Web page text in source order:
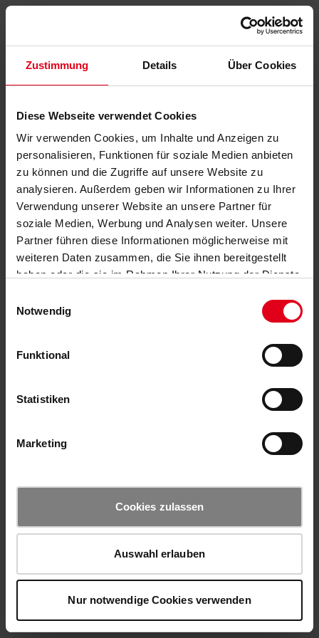
Zustimmung Details Über Cookies
Diese Webseite verwendet Cookies
Wir verwenden Cookies, um Inhalte und Anzeigen zu
personalisieren, Funktionen für soziale Medien anbieten
zu können und die Zugriffe auf unsere Website zu
analysieren. Außerdem geben wir Informationen zu Ihrer
Verwendung unserer Website an unsere Partner für
soziale Medien, Werbung und Analysen weiter. Unsere
Partner führen diese Informationen möglicherweise mit
weiteren Daten zusammen, die Sie ihnen bereitgestellt
haben oder die sie im Rahmen Ihrer Nutzung der Dienste
Notwendig
Funktional
Statistiken
Marketing
Cookies zulassen
Auswahl erlauben
Nur notwendige Cookies verwenden